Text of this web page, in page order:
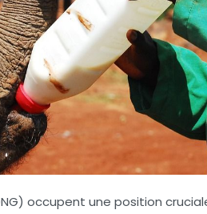
occupent une position